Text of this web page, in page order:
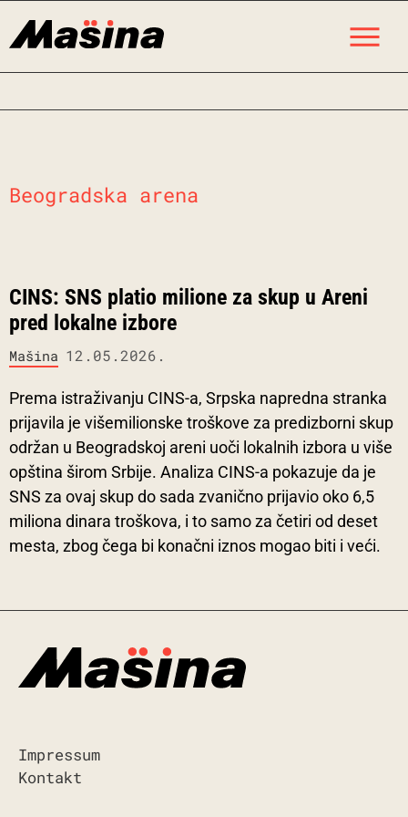
Beogradska arena
CINS: SNS platio milione za skup u Areni
pred lokalne izbore
Mašina 12.05.2026.
Prema istraživanju CINS-a, Srpska napredna stranka
prijavila je višemilionske troškove za predizborni skup
održan u Beogradskoj areni uoči lokalnih izbora u više
opština širom Srbije. Analiza CINS-a pokazuje da je
SNS za ovaj skup do sada zvanično prijavio oko 6,5
miliona dinara troškova, i to samo za četiri od deset
mesta, zbog čega bi konačni iznos mogao biti i veći.
Impressum
Kontakt